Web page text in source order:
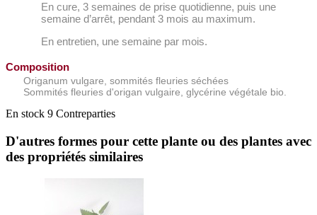
En cure, 3 semaines de prise quotidienne, puis une
semaine d’arrêt, pendant 3 mois au maximum.
En entretien, une semaine par mois.
Composition
Origanum vulgare, sommités fleuries séchées
Sommités fleuries d'origan vulgaire, glycérine végétale bio.
En stock 9 Contreparties
D'autres formes pour cette plante ou des plantes avec
des propriétés similaires